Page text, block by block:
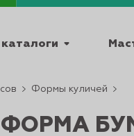
Формы куличей
ФОРМА